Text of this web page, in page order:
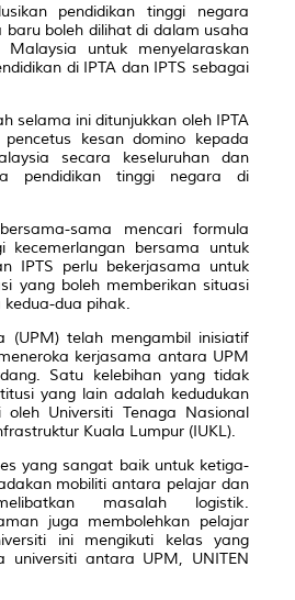
pendidikan tinggi negara
boleh dilihat di dalam usaha
Malaysia untuk menyelaraskan
di IPTA dan IPTS sebagai
selama ini ditunjukkan oleh IPTA
kesan domino kepada
secara keseluruhan dan
pendidikan tinggi negara di
sama mencari formula
kecemerlangan bersama untuk
IPTS perlu bekerjasama untuk
yang boleh memberikan situasi
dua pihak.
(UPM) telah mengambil inisiatif
kerjasama antara UPM
Satu kelebihan yang tidak
yang lain adalah kedudukan
Universiti Tenaga Nasional
Kuala Lumpur (IUKL).
yang sangat baik untuk ketiga-
mobiliti antara pelajar dan
masalah logistik.
juga membolehkan pelajar
ini mengikuti kelas yang
universiti antara UPM, UNITEN